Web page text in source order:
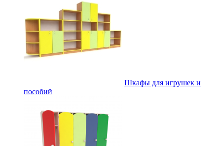
Шкафы для игрушек и
пособий